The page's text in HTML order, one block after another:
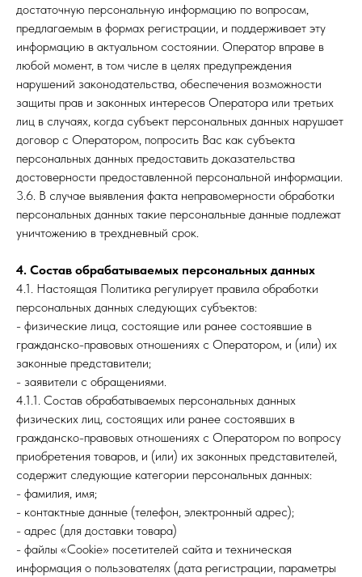
достаточную персональную информацию по вопросам,
предлагаемым в формах регистрации, и поддерживает эту
информацию в актуальном состоянии. Оператор вправе в
любой момент, в том числе в целях предупреждения
нарушений законодательства, обеспечения возможности
защиты прав и законных интересов Оператора или третьих
лиц в случаях, когда субъект персональных данных нарушает
договор с Оператором, попросить Вас как субъекта
персональных данных предоставить доказательства
достоверности предоставленной персональной информации.
3.6. В случае выявления факта неправомерности обработки
персональных данных такие персональные данные подлежат
уничтожению в трехдневный срок.
4. Состав обрабатываемых персональных данных
4.1. Настоящая Политика регулирует правила обработки
персональных данных следующих субъектов:
- физические лица, состоящие или ранее состоявшие в
гражданско-правовых отношениях с Оператором, и (или) их
законные представители;
- заявители с обращениями.
4.1.1. Состав обрабатываемых персональных данных
физических лиц, состоящих или ранее состоявших в
гражданско-правовых отношениях с Оператором по вопросу
приобретения товаров, и (или) их законных представителей,
содержит следующие категории персональных данных:
- фамилия, имя;
- контактные данные (телефон, электронный адрес);
- адрес (для доставки товара)
- файлы «Cookie» посетителей сайта и техническая
информация о пользователях (дата регистрации, параметры